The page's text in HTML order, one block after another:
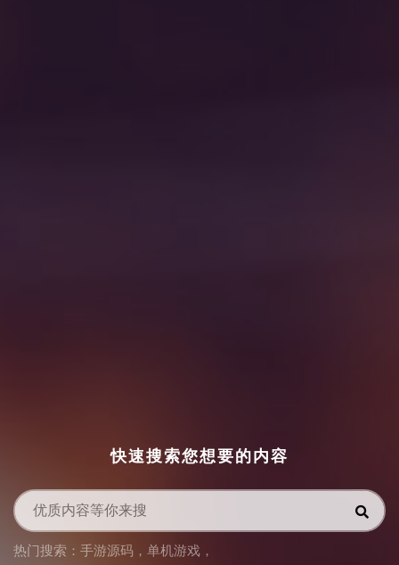
快速搜索您想要的内容
热门搜索： 手游源码 ， 单机游戏 ，